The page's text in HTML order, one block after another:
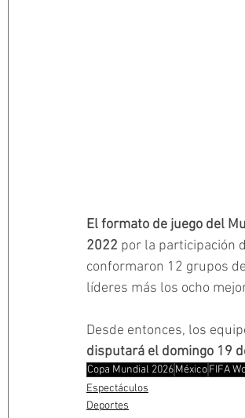
El formato de juego del
2022 por la participación
conformaron 12 grupos
líderes más los ocho
Desde entonces, los
disputará el domingo 19
Copa Mundial 2026MéxicoFIFA
Espectáculos
Deportes